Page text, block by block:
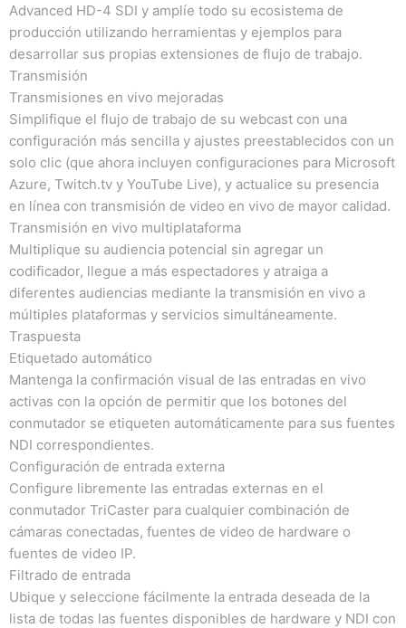
Advanced HD-4 SDI y amplíe todo su ecosistema de
producción utilizando herramientas y ejemplos para
desarrollar sus propias extensiones de flujo de trabajo.
Transmisión
Transmisiones en vivo mejoradas
Simplifique el flujo de trabajo de su webcast con una
configuración más sencilla y ajustes preestablecidos con un
solo clic (que ahora incluyen configuraciones para Microsoft
Azure, Twitch.tv y YouTube Live), y actualice su presencia
en línea con transmisión de video en vivo de mayor calidad.
Transmisión en vivo multiplataforma
Multiplique su audiencia potencial sin agregar un
codificador, llegue a más espectadores y atraiga a
diferentes audiencias mediante la transmisión en vivo a
múltiples plataformas y servicios simultáneamente.
Traspuesta
Etiquetado automático
Mantenga la confirmación visual de las entradas en vivo
activas con la opción de permitir que los botones del
conmutador se etiqueten automáticamente para sus fuentes
NDI correspondientes.
Configuración de entrada externa
Configure libremente las entradas externas en el
conmutador TriCaster para cualquier combinación de
cámaras conectadas, fuentes de video de hardware o
fuentes de video IP.
Filtrado de entrada
Ubique y seleccione fácilmente la entrada deseada de la
lista de todas las fuentes disponibles de hardware y NDI con